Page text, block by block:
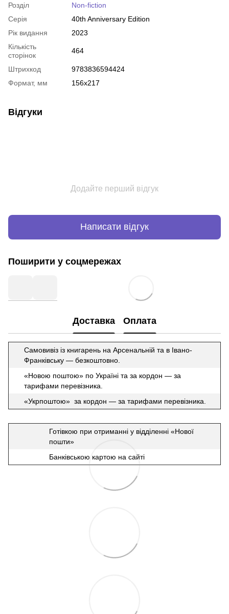
Розділ
Non-fiction
Серія
40th Anniversary Edition
Рік видання
2023
Кількість
сторінок
464
Штрихкод
9783836594424
Формат, мм
156х217
Відгуки
Додайте перший відгук
Написати відгук
Поширити у соцмережах
Доставка Оплата
Самовивіз із книгарень на Арсенальній та в Івано-
Франківську — безкоштовно.
«Новою поштою» по Україні та за кордон — за
тарифами перевізника.
«Укрпоштою» за кордон — за тарифами перевізника.
Готівкою при отриманні у відділенні «Нової
пошти»
Банківською картою на сайті